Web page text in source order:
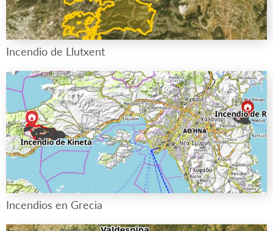
Incendio de Llutxent
Incendios en Grecia